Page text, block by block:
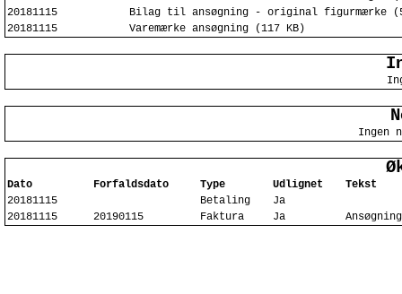
20181115
Bilag til ansøgning - original figurmærke
20181115
Varemærke ansøgning (117 KB)
Ingen
Dato Forfaldsdato Type Udlignet
Tekst
20181115
Betaling
Ja
20181115
20190115 Faktura Ja